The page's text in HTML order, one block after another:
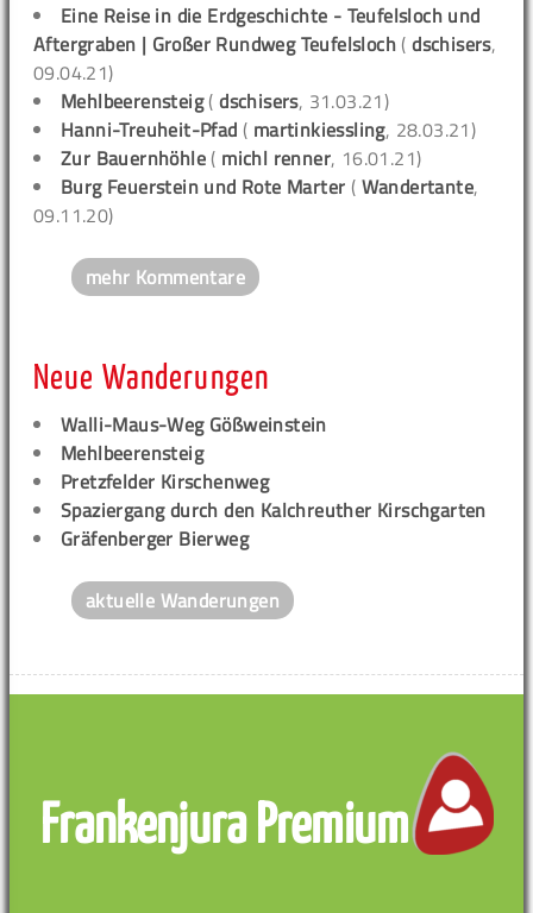
Eine Reise in die Erdgeschichte - Teufelsloch und
Aftergraben | Großer Rundweg Teufelsloch (dschisers,
09.04.21)
Mehlbeerensteig(dschisers, 31.03.21)
Hanni-Treuheit-Pfad ( martinkiessling, 28.03.21)
Zur Bauernhöhle ( michl renner, 16.01.21)
Burg Feuerstein und Rote Marter ( Wandertante,
09.11.20)
mehr Kommentare
Neue Wanderungen
Walli-Maus-Weg Gößweinstein
Mehlbeerensteig
Pretzfelder Kirschenweg
Spaziergang durch den Kalchreuther Kirschgarten
Gräfenberger Bierweg
aktuelle Wanderungen
Frankenjura Premium